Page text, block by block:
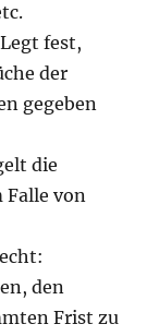
fest,
der
gegeben
die
Falle von
den
Frist zu